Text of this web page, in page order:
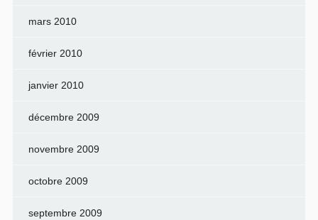
mars 2010
février 2010
janvier 2010
décembre 2009
novembre 2009
octobre 2009
septembre 2009